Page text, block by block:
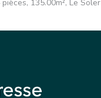
135.00m², Le Soler